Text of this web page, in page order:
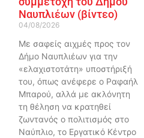
Ναυπλιέων (βίντεο)
04/08/2026
Με σαφείς αιχμές προς τον
Δήμο Ναυπλιέων για την
«ελαχιστοτάτη» υποστήριξή
του, όπως ανέφερε ο Ραφαήλ
Μπαρού, αλλά με ακλόνητη
τη θέληση να κρατηθεί
ζωντανός ο πολιτισμός στο
Ναύπλιο, το Εργατικό Κέντρο